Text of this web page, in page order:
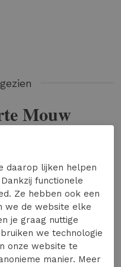
Mouw
van Nukus niet
niet ontbreken in je
namelijk nog wel
met een Nukus
heel eenvoudig!
Mouw
daarop lijken helpen
functionele
Ze hebben ook een
we de website elke
je graag nuttige
we technologie
onze website te
manier. Meer